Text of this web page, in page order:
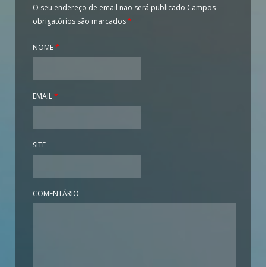
O seu endereço de email não será publicado Campos
obrigatórios são marcados*
NOME*
EMAIL*
SITE
COMENTÁRIO